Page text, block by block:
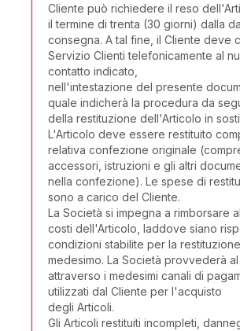
Cliente può richiedere il reso
il termine di trenta (30 giorni) dalla
consegna. A tal fine, il Cliente deve
Servizio Clienti telefonicamente al
contatto indicato,
nell'intestazione del presente
quale indicherà la procedura da
della restituzione dell'Articolo in
L'Articolo deve essere restituito
relativa confezione originale
accessori, istruzioni e gli altri
nella confezione). Le spese di
sono a carico del Cliente.
La Società si impegna a rimborsare
costi dell'Articolo, laddove siano
condizioni stabilite per la
medesimo. La Società provvederà
attraverso i medesimi canali di
utilizzati dal Cliente per l'acquisto
degli Articoli.
Gli Articoli restituiti incompleti,